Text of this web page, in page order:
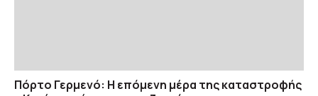
Πόρτο Γερμενό: Η επόμενη μέρα της καταστροφής